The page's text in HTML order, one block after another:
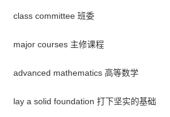
class committee 班委
major courses 主修课程
advanced mathematics 高等数学
lay a solid foundation 打下坚实的基础